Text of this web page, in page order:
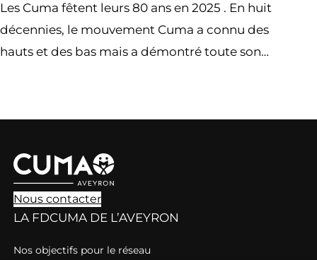
Les Cuma fêtent leurs 80 ans en 2025 . En huit
décennies, le mouvement Cuma a connu des
hauts et des bas mais a démontré toute son
Nous contacter
LA FDCUMA DE L’AVEYRON
Nos objectifs pour le réseau